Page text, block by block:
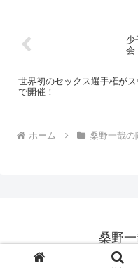
少
会
世界初のセックス選手権が
で開催！
ホーム 桑野一哉の
桑野
Copyright © 2012-2026 桑